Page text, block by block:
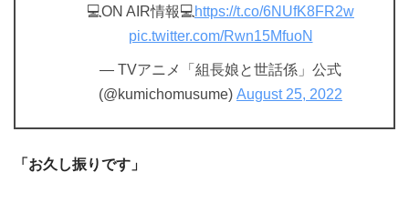
💻ON AIR情報💻 https://t.co/6NUfK8FR2w
pic.twitter.com/Rwn15MfuoN
— TVアニメ「組長娘と世話係」公式
(@kumichomusume) August 25, 2022
「お久し振りです」